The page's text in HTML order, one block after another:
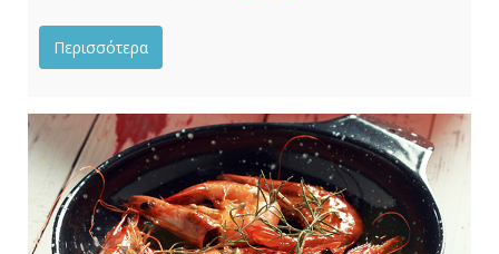
Περισσότερα